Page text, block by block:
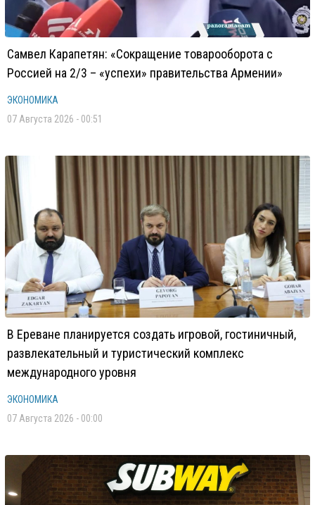
Самвел Карапетян: «Сокращение товарооборота с
Россией на 2/3 – «успехи» правительства Армении»
ЭКОНОМИКА
07 Августа 2026 - 00:51
В Ереване планируется создать игровой, гостиничный,
развлекательный и туристический комплекс
международного уровня
ЭКОНОМИКА
07 Августа 2026 - 00:00